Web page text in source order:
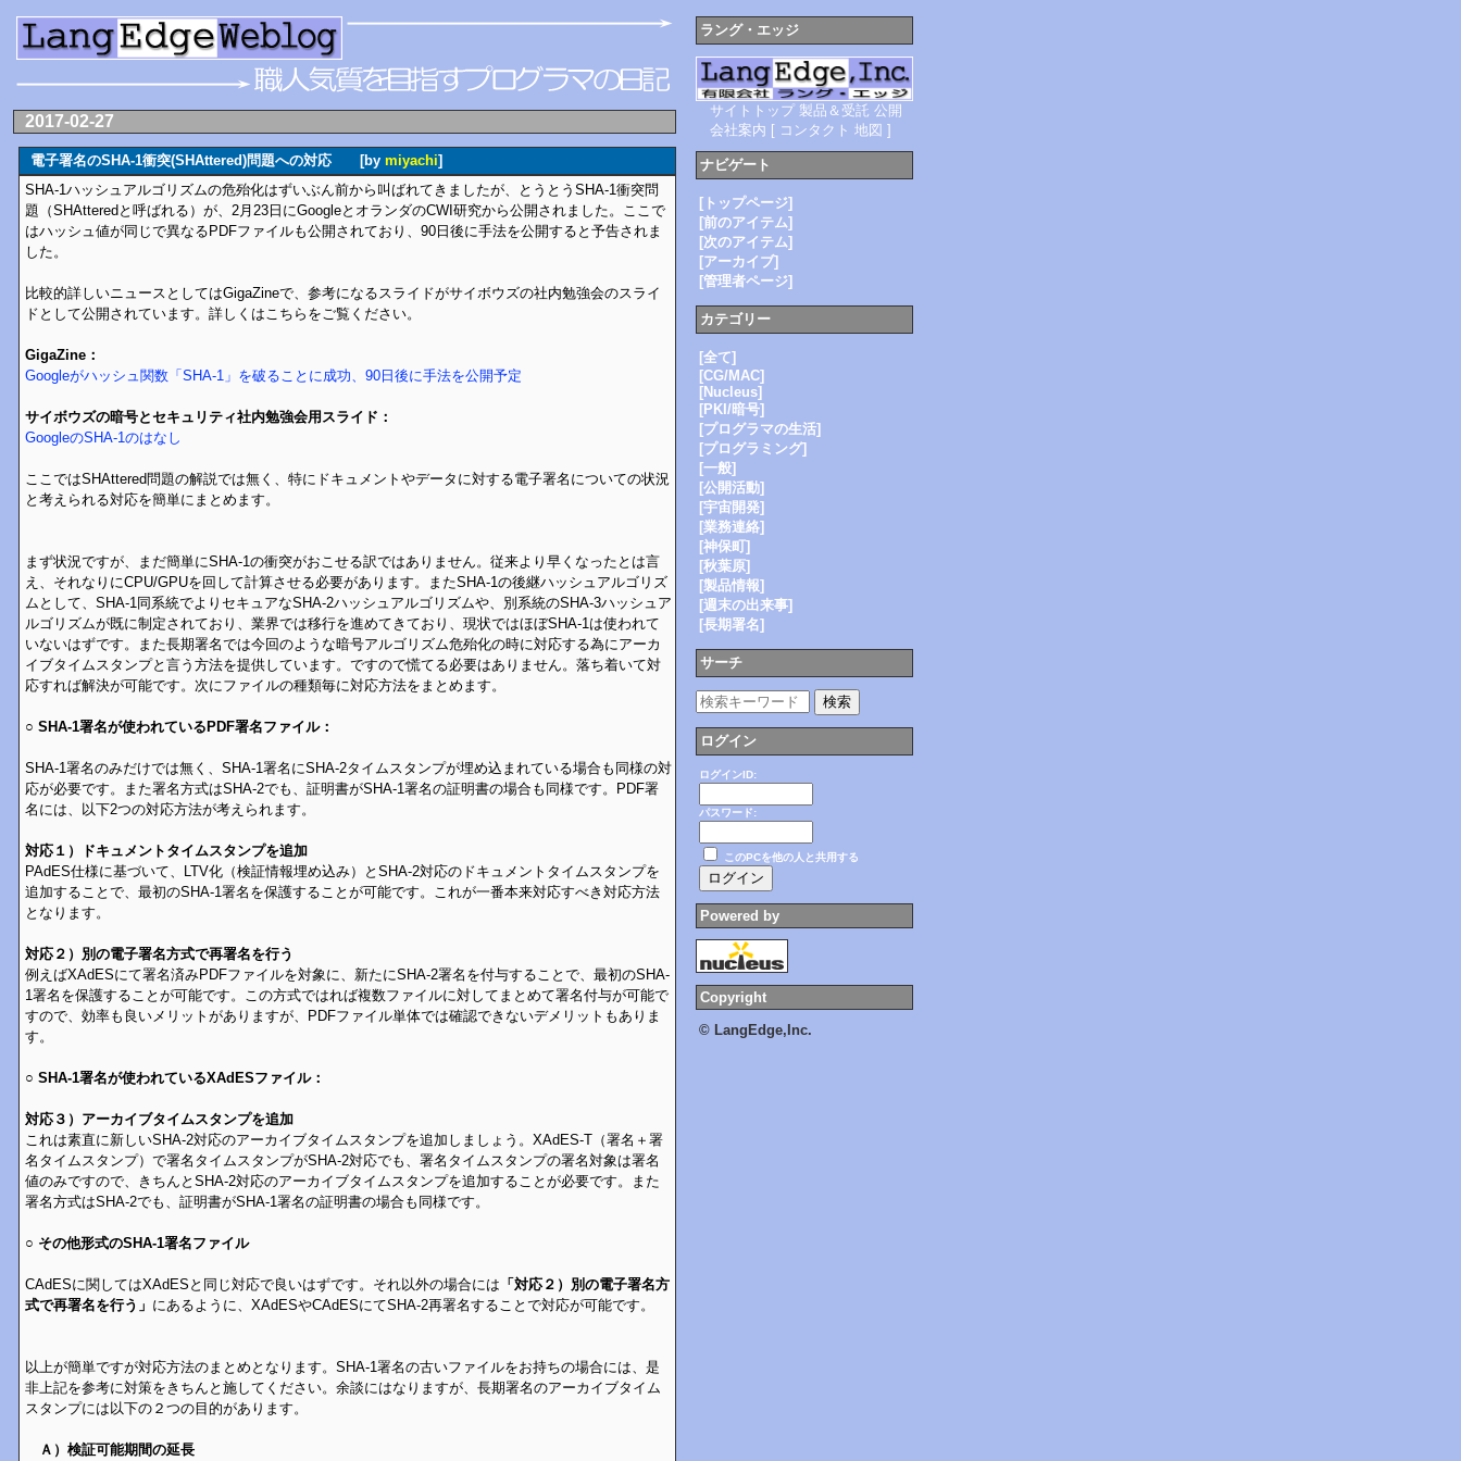
2017-02-27
電子署名のSHA-1衝突(SHAttered)問題への対応 [by miyachi]
SHA-1ハッシュアルゴリズムの危殆化はずいぶん前から叫ばれてきましたが、とうとうSHA-1衝突問
題（SHAtteredと呼ばれる）が、2月23日にGoogleとオランダのCWI研究から公開されました。ここで
はハッシュ値が同じで異なるPDFファイルも公開されており、90日後に手法を公開すると予告されま
した。
比較的詳しいニュースとしてはGigaZineで、参考になるスライドがサイボウズの社内勉強会のスライ
ドとして公開されています。詳しくはこちらをご覧ください。
GigaZine：
Googleがハッシュ関数「SHA-1」を破ることに成功、90日後に手法を公開予定
サイボウズの暗号とセキュリティ社内勉強会用スライド：
GoogleのSHA-1のはなし
ここではSHAttered問題の解説では無く、特にドキュメントやデータに対する電子署名についての状況
と考えられる対応を簡単にまとめます。
まず状況ですが、まだ簡単にSHA-1の衝突がおこせる訳ではありません。従来より早くなったとは言
え、それなりにCPU/GPUを回して計算させる必要があります。またSHA-1の後継ハッシュアルゴリズ
ムとして、SHA-1同系統でよりセキュアなSHA-2ハッシュアルゴリズムや、別系統のSHA-3ハッシュア
ルゴリズムが既に制定されており、業界では移行を進めてきており、現状ではほぼSHA-1は使われて
いないはずです。また長期署名では今回のような暗号アルゴリズム危殆化の時に対応する為にアーカ
イブタイムスタンプと言う方法を提供しています。ですので慌てる必要はありません。落ち着いて対
応すれば解決が可能です。次にファイルの種類毎に対応方法をまとめます。
○ SHA-1署名が使われているPDF署名ファイル：
SHA-1署名のみだけでは無く、SHA-1署名にSHA-2タイムスタンプが埋め込まれている場合も同様の対
応が必要です。また署名方式はSHA-2でも、証明書がSHA-1署名の証明書の場合も同様です。PDF署
名には、以下2つの対応方法が考えられます。
対応１）ドキュメントタイムスタンプを追加
PAdES仕様に基づいて、LTV化（検証情報埋め込み）とSHA-2対応のドキュメントタイムスタンプを
追加することで、最初のSHA-1署名を保護することが可能です。これが一番本来対応すべき対応方法
となります。
対応２）別の電子署名方式で再署名を行う
例えばXAdESにて署名済みPDFファイルを対象に、新たにSHA-2署名を付与することで、最初のSHA-
1署名を保護することが可能です。この方式ではれば複数ファイルに対してまとめて署名付与が可能で
すので、効率も良いメリットがありますが、PDFファイル単体では確認できないデメリットもありま
す。
○ SHA-1署名が使われているXAdESファイル：
対応３）アーカイブタイムスタンプを追加
これは素直に新しいSHA-2対応のアーカイブタイムスタンプを追加しましょう。XAdES-T（署名＋署
名タイムスタンプ）で署名タイムスタンプがSHA-2対応でも、署名タイムスタンプの署名対象は署名
値のみですので、きちんとSHA-2対応のアーカイブタイムスタンプを追加することが必要です。また
署名方式はSHA-2でも、証明書がSHA-1署名の証明書の場合も同様です。
○ その他形式のSHA-1署名ファイル
CAdESに関してはXAdESと同じ対応で良いはずです。それ以外の場合には 「対応２）別の電子署名方
式で再署名を行う」 にあるように、XAdESやCAdESにてSHA-2再署名することで対応が可能です。
以上が簡単ですが対応方法のまとめとなります。SHA-1署名の古いファイルをお持ちの場合には、是
非上記を参考に対策をきちんと施してください。余談にはなりますが、長期署名のアーカイブタイム
スタンプには以下の２つの目的があります。
Ａ）検証可能期間の延長
ラング・エッジ
サイトトップ 製品＆受託 公開
会社案内 [ コンタクト 地図 ]
ナビゲート
[トップページ]
[前のアイテム]
[次のアイテム]
[アーカイブ]
[管理者ページ]
カテゴリー
[全て]
[CG/MAC]
[Nucleus]
[PKI/暗号]
[プログラマの生活]
[プログラミング]
[一般]
[公開活動]
[宇宙開発]
[業務連絡]
[神保町]
[秋葉原]
[製品情報]
[週末の出来事]
[長期署名]
サーチ
ログイン
ログインID:
パスワード:
このPCを他の人と共用する
Powered by
Copyright
© LangEdge,Inc.